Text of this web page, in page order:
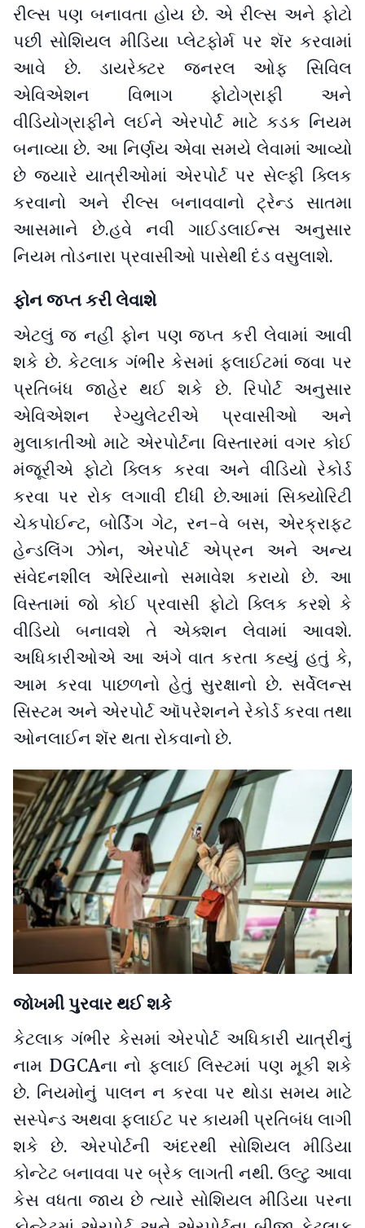
રીલ્સ પણ બનાવતા હોય છે. એ રીલ્સ અને ફોટો
પછી સોશિયલ મીડિયા પ્લેટફોર્મ પર શૅર કરવામાં
આવે છે. ડાયરેક્ટર જનરલ ઓફ સિવિલ
એવિએશન વિભાગ ફોટોગ્રાફી અને
વીડિયોગ્રાફીને લઈને એરપોર્ટ માટે કડક નિયમ
બનાવ્યા છે. આ નિર્ણય એવા સમયે લેવામાં આવ્યો
છે જ્યારે યાત્રીઓમાં એરપોર્ટ પર સેલ્ફી ક્લિક
કરવાનો અને રીલ્સ બનાવવાનો ટ્રેન્ડ સાતમા
આસમાને છે.હવે નવી ગાઈડલાઈન્સ અનુસાર
નિયમ તોડનારા પ્રવાસીઓ પાસેથી દંડ વસુલાશે.
ફોન જપ્ત કરી લેવાશે
એટલું જ નહીં ફોન પણ જપ્ત કરી લેવામાં આવી
શકે છે. કેટલાક ગંભીર કેસમાં ફ્લાઈટમાં જવા પર
પ્રતિબંધ જાહેર થઈ શકે છે. રિપોર્ટ અનુસાર
એવિએશન રેગ્યુલેટરીએ પ્રવાસીઓ અને
મુલાકાતીઓ માટે એરપોર્ટના વિસ્તારમાં વગર કોઈ
મંજૂરીએ ફોટો ક્લિક કરવા અને વીડિયો રેકોર્ડ
કરવા પર રોક લગાવી દીધી છે.આમાં સિક્યોરિટી
ચેકપોઈન્ટ, બોર્ડિંગ ગેટ, રન-વે બસ, એરક્રાફ્ટ
હેન્ડલિંગ ઝોન, એરપોર્ટ એપ્રન અને અન્ય
સંવેદનશીલ એરિયાનો સમાવેશ કરાયો છે. આ
વિસ્તામાં જો કોઈ પ્રવાસી ફોટો ક્લિક કરશે કે
વીડિયો બનાવશે તે એક્શન લેવામાં આવશે.
અધિકારીઓએ આ અંગે વાત કરતા કહ્યું હતું કે,
આમ કરવા પાછળનો હેતું સુરક્ષાનો છે. સર્વેલન્સ
સિસ્ટમ અને એરપોર્ટ ઑપરેશનને રેકોર્ડ કરવા તથા
ઓનલાઈન શૅર થતા રોકવાનો છે.
જોખમી પુરવાર થઈ શકે
કેટલાક ગંભીર કેસમાં એરપોર્ટ અધિકારી યાત્રીનું
નામ DGCAના નો ફ્લાઈ લિસ્ટમાં પણ મૂકી શકે
છે. નિયમોનું પાલન ન કરવા પર થોડા સમય માટે
સસ્પેન્ડ અથવા ફ્લાઈટ પર કાયમી પ્રતિબંધ લાગી
શકે છે. એરપોર્ટની અંદરથી સોશિયલ મીડિયા
કોન્ટેટ બનાવવા પર બ્રેક લાગતી નથી. ઉલ્ટુ આવા
કેસ વધતા જાય છે ત્યારે સોશિયલ મીડિયા પરના